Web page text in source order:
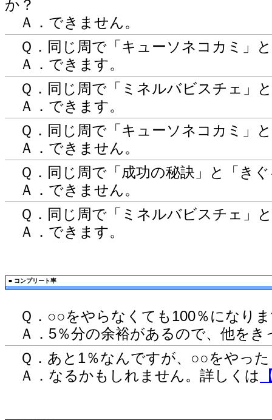
か？
Ａ．できません。
Ｑ．同じ周で「キューソネコカミ」
Ａ．できます。
Ｑ．同じ周で「ミネルバビスチェ」
Ａ．できます。
Ｑ．同じ周で「キューソネコカミ」
Ａ．できません。
Ｑ．同じ周で「成功の秘訣」と「き
Ａ．できません。
Ｑ．同じ周で「ミネルバビスチェ」
Ａ．できます。
■ コンプリート率
Ｑ．○○をやらなくても100％になり
Ａ．5％分の余裕があるので、他をき
Ｑ．あと1％なんですが、○○をやっ
Ａ．なるかもしれません。詳しくは